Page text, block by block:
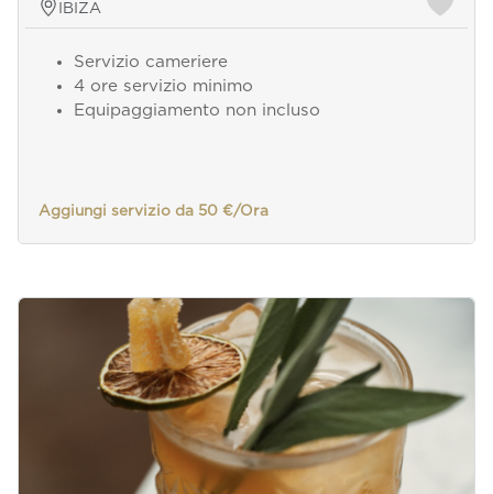
IBIZA
Servizio cameriere
4 ore servizio minimo
Equipaggiamento non incluso
Aggiungi servizio da 50 €/Ora